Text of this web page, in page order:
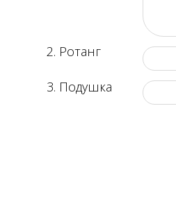
2. Ротанг
3. Подушка